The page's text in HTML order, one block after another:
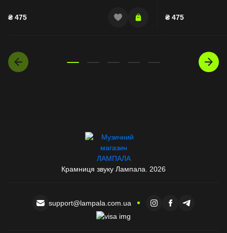
₴ 475 ₴ 475
Крамниця звуку Лампала. 2026
support@lampala.com.ua